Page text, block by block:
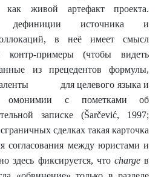
как живой артефакт проекта.
дефиниции источника и
в неё имеет смысл
контр-примеры (чтобы видеть
из прецедентов формулы,
для целевого языка и
омонимии с пометками об
записке (Šarčević, 1997;
сделках такая карточка
согласования между юристами и
здесь фиксируется, чтоcharge в